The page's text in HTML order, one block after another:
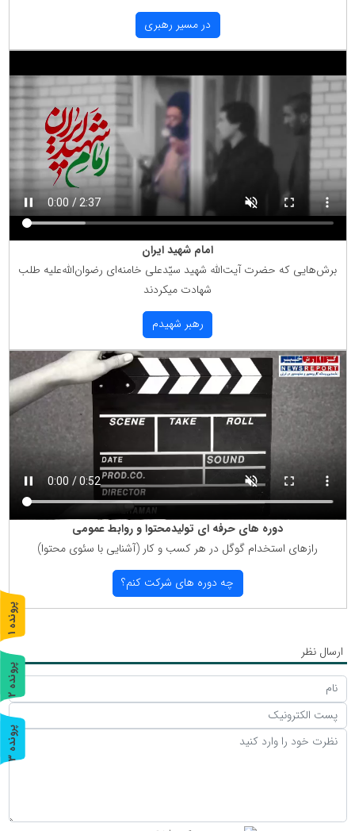
در مسیر رهبری
امام شهید ایران
برش‌هایی كه حضرت آیت‌الله شهید سیّدعلی خامنه‌ای رضوان‌الله‌علیه طلب
شهادت میكردند
رهبر شهیدم
دوره های حرفه ای تولیدمحتوا و روابط عمومی
رازهای استخدام گوگل در هر كسب و كار (آشنایی با سئوی محتوا)
چه دوره های شركت كنم؟
ارسال نظر
پ
ر
و
ن
د
ه
1
پ
ر
و
ن
د
ه
2
پ
ر
و
ن
د
ه
3